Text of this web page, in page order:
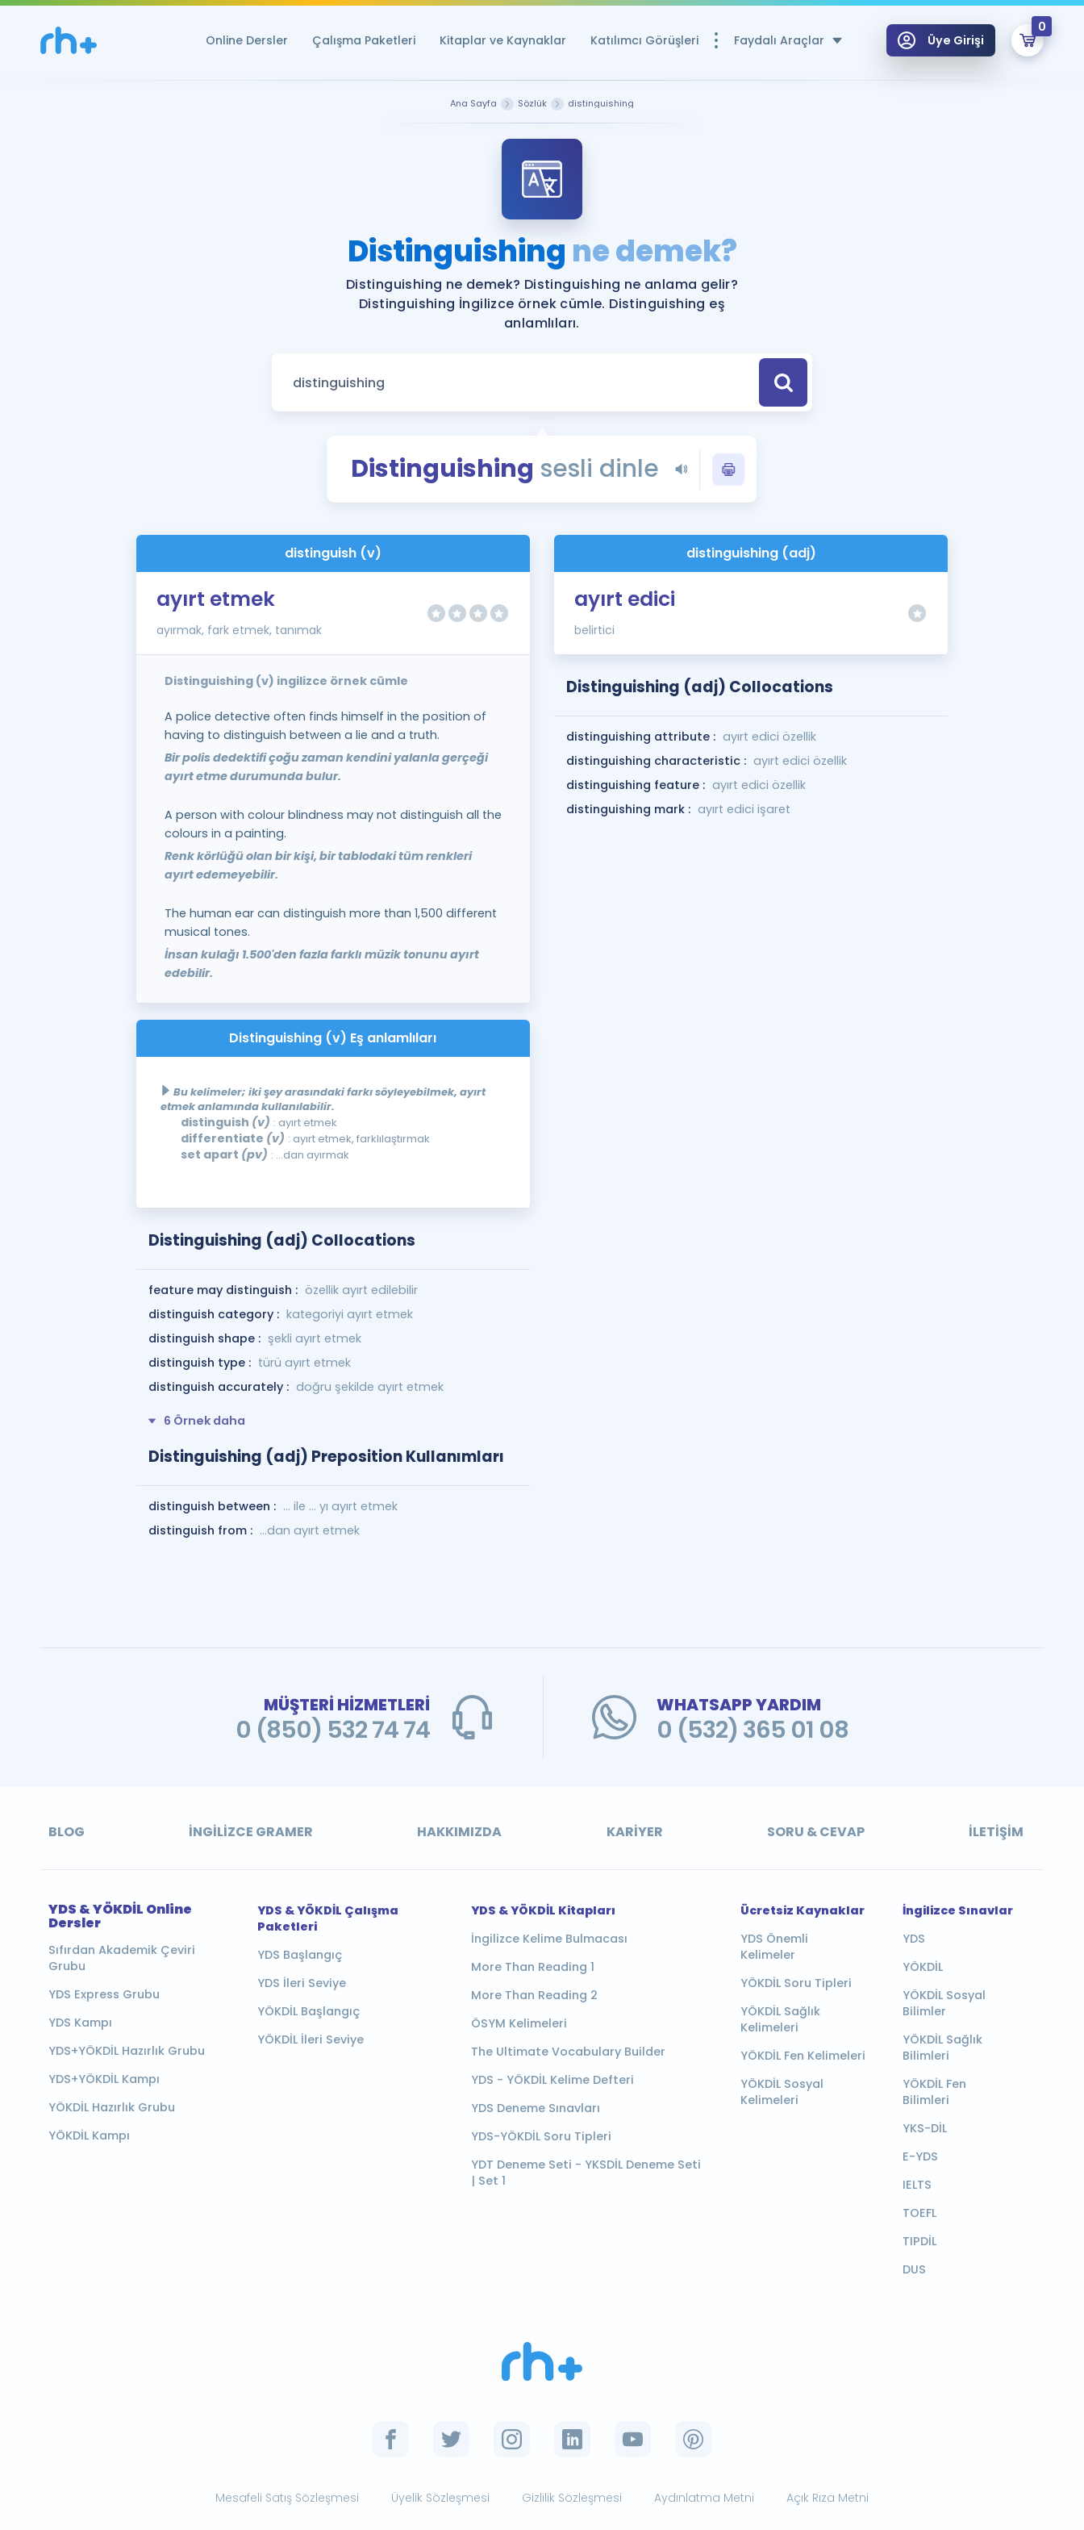
Online Dersler Çalışma Paketleri Kitaplar ve Kaynaklar Katılımcı Görüşleri Faydalı Araçlar
Ücretsiz Kaynaklar
YDS ve YÖKDİL Puan Hesaplama Aracı
YDS ve YÖKDİL'e Hazırlananlar için Öneriler
Eğitim ve Kitaplara Özel Fırsatlar
YDS - YÖKDİL Tüm Sınavlarla İlgili Haberler
İngilizce Gramer
İngilizce Gramer ve Konu Anlatımı
Üye Girişi
0
Remzi Hoca ile seni sınava hazırlayacak onlarca eğitim seni bekliyor!
Ana Sayfa Sözlük distinguishing
Distinguishing ne demek?
Distinguishing ne demek? Distinguishing ne anlama gelir?
Distinguishing İngilizce örnek cümle. Distinguishing eş
anlamlıları.
Distinguishing sesli dinle
distinguish (v)
ayırt etmek
ayırmak, fark etmek, tanımak
Distinguishing (v) ingilizce örnek cümle
A police detective often finds himself in the position of
having to distinguish between a lie and a truth.
Bir polis dedektifi çoğu zaman kendini yalanla gerçeği
ayırt etme durumunda bulur.
A person with colour blindness may not distinguish all the
colours in a painting.
Renk körlüğü olan bir kişi, bir tablodaki tüm renkleri
ayırt edemeyebilir.
The human ear can distinguish more than 1,500 different
musical tones.
İnsan kulağı 1.500'den fazla farklı müzik tonunu ayırt
edebilir.
Distinguishing (v) Eş anlamlıları
Bu kelimeler; iki şey arasındaki farkı söyleyebilmek, ayırt
etmek anlamında kullanılabilir.
distinguish (v) : ayırt etmek
differentiate (v) : ayırt etmek, farklılaştırmak
set apart (pv) : ...dan ayırmak
Distinguishing (adj) Collocations
feature may distinguish : özellik ayırt edilebilir
distinguish category : kategoriyi ayırt etmek
distinguish shape : şekli ayırt etmek
distinguish type : türü ayırt etmek
distinguish accurately : doğru şekilde ayırt etmek
6 Örnek daha
Distinguishing (adj) Preposition Kullanımları
distinguish between : … ile … yı ayırt etmek
distinguish from : …dan ayırt etmek
distinguishing (adj)
ayırt edici
belirtici
Distinguishing (adj) Collocations
distinguishing attribute : ayırt edici özellik
distinguishing characteristic : ayırt edici özellik
distinguishing feature : ayırt edici özellik
distinguishing mark : ayırt edici işaret
MÜŞTERİ HİZMETLERİ
0 (850) 532 74 74
WHATSAPP YARDIM
0 (532) 365 01 08
BLOG İNGILIZCE GRAMER HAKKIMIZDA KARIYER SORU & CEVAP İLETIŞIM
YDS & YÖKDİL Online
Dersler
Sıfırdan Akademik Çeviri
Grubu
YDS Express Grubu
YDS Kampı
YDS+YÖKDİL Hazırlık Grubu
YDS+YÖKDİL Kampı
YÖKDİL Hazırlık Grubu
YÖKDİL Kampı
YDS & YÖKDİL Çalışma
Paketleri
YDS Başlangıç
YDS İleri Seviye
YÖKDİL Başlangıç
YÖKDİL İleri Seviye
YDS & YÖKDİL Kitapları
İngilizce Kelime Bulmacası
More Than Reading 1
More Than Reading 2
ÖSYM Kelimeleri
The Ultimate Vocabulary Builder
YDS - YÖKDİL Kelime Defteri
YDS Deneme Sınavları
YDS-YÖKDİL Soru Tipleri
YDT Deneme Seti - YKSDİL Deneme Seti
| Set 1
Ücretsiz Kaynaklar
YDS Önemli
Kelimeler
YÖKDİL Soru Tipleri
YÖKDİL Sağlık
Kelimeleri
YÖKDİL Fen Kelimeleri
YÖKDİL Sosyal
Kelimeleri
İngilizce Sınavlar
YDS
YÖKDİL
YÖKDİL Sosyal
Bilimler
YÖKDİL Sağlık
Bilimleri
YÖKDİL Fen
Bilimleri
YKS-DİL
E-YDS
IELTS
TOEFL
TIPDİL
DUS
Mesafeli Satış Sözleşmesi Üyelik Sözleşmesi Gizlilik Sözleşmesi Aydınlatma Metni Açık Rıza Metni